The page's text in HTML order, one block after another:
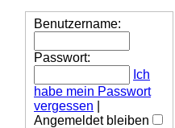
Benutzername:
Passwort:
Ich
habe mein Passwort
vergessen
Angemeldet bleiben